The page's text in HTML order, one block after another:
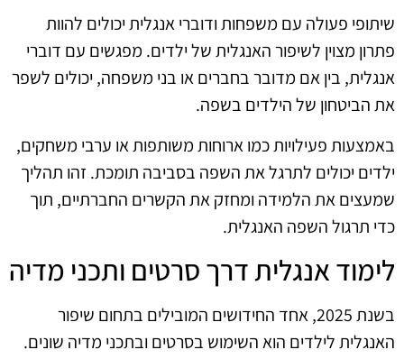
שיתופי פעולה עם משפחות ודוברי אנגלית יכולים להוות
פתרון מצוין לשיפור האנגלית של ילדים. מפגשים עם דוברי
אנגלית, בין אם מדובר בחברים או בני משפחה, יכולים לשפר
את הביטחון של הילדים בשפה.
באמצעות פעילויות כמו ארוחות משותפות או ערבי משחקים,
ילדים יכולים לתרגל את השפה בסביבה תומכת. זהו תהליך
שמעצים את הלמידה ומחזק את הקשרים החברתיים, תוך
כדי תרגול השפה האנגלית.
לימוד אנגלית דרך סרטים ותכני מדיה
בשנת 2025, אחד החידושים המובילים בתחום שיפור
האנגלית לילדים הוא השימוש בסרטים ובתכני מדיה שונים.